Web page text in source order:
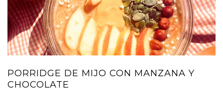
PORRIDGE DE MIJO CON MANZANA Y
CHOCOLATE